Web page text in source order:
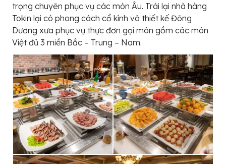
trọng chuyên phục vụ các món Âu. Trái lại nhà hàng
Tokin lại có phong cách cổ kính và thiết kế Đông
Dương xưa phục vụ thực đơn gọi món gồm các món
Việt đủ 3 miền Bắc – Trung – Nam.